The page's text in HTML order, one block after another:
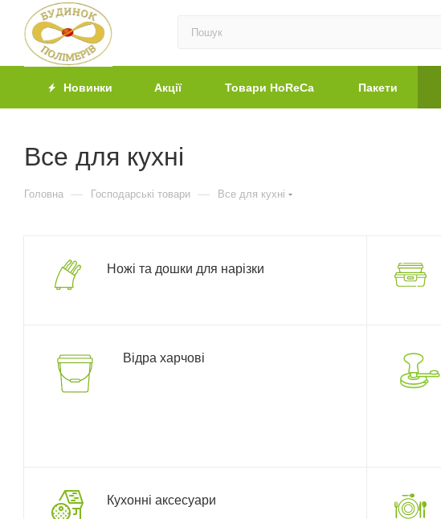
Новинки Акції Товари HoReCa Пакети
Все для кухні
Головна — Господарські товари — Все для кухні
Ножі та дошки для нарізки
Відра харчові
Кухонні аксесуари